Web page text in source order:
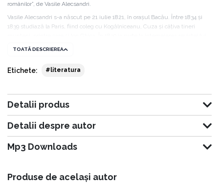
românilor”, de Vasile Alecsandri.
Vasile Alecsandri s-a născut pe 21 iulie 1821, în orașul Bacău. Între 1834 și
1839 studiază la Paris, fiind coleg cu Kogălniceanu, Cuza și câțiva tineri
Mihai Kogălniceanu, Dacia literară, unde publică, în 1840, nuvela „Bucheteria
printre redactorii revistei „Propășirea”. Aici publică o parte din doinele sale,
În 1857 scrie „Păcală și Tândală”, „Cinel-Cinel”, „Cetatea Neamțului”. În 1866
apare într-un volum întreaga colecție a „Poeziilor populare”. În 1878 apare
al României la Paris, în 1885. Deține acest post până la sfârșitul vieții sale - 22
august 1890.
TOATĂ DESCRIEREA
Etichete: #literatura
Detalii produs
Detalii despre autor
Mp3 Downloads
Produse de același autor